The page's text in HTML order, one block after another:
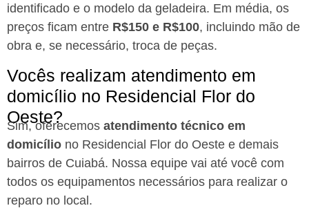
identificado e o modelo da geladeira. Em média, os
preços ficam entre R$150 e R$100, incluindo mão de
obra e, se necessário, troca de peças.
Vocês realizam atendimento em
domicílio no Residencial Flor do
Oeste?
Sim, oferecemos atendimento técnico em
domicílio no Residencial Flor do Oeste e demais
bairros de Cuiabá. Nossa equipe vai até você com
todos os equipamentos necessários para realizar o
reparo no local.